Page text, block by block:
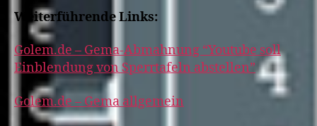
Weiterführende Links:
Golem.de – Gema-Abmahnung “Youtube soll
Einblendung von Sperrtafeln abstellen”
Golem.de – Gema allgemein